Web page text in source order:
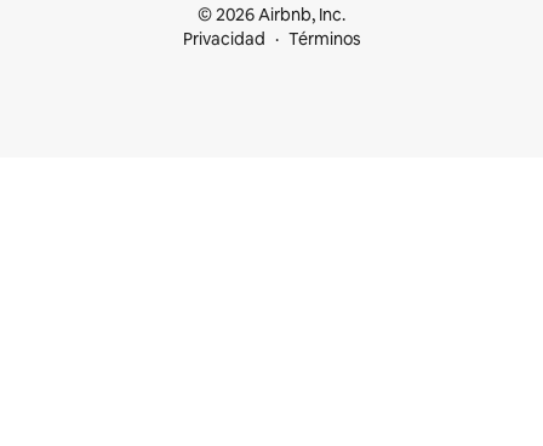
© 2026 Airbnb, Inc.
Privacidad
Términos